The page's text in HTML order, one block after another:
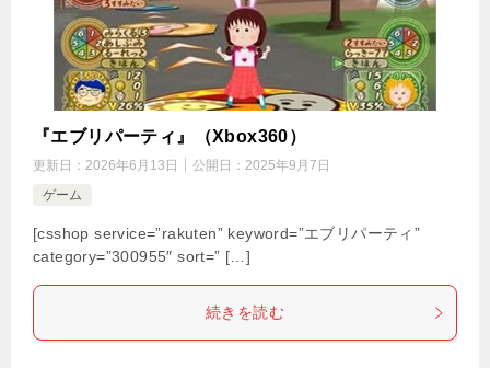
『エブリパーティ』（Xbox360）
更新日： 2026年6月13日 公開日： 2025年9月7日
ゲーム
[csshop service=”rakuten” keyword=”エブリパーティ”
category=”300955″ sort=” […]
続きを読む